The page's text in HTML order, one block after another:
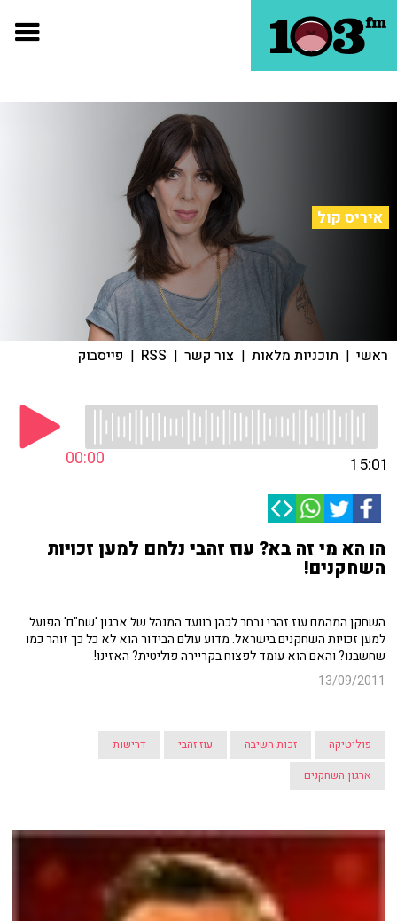
איריס קול
ראשי | תוכניות מלאות | צור קשר |
RSS
| פייסבוק
00:00 15:01
הו הא מי זה בא? עוז זהבי נלחם למען זכויות
השחקנים!
השחקן המהמם עוז זהבי נבחר לכהן בוועד המנהל של ארגון 'שח"ם' הפועל
למען זכויות השחקנים בישראל. מדוע עולם הבידור הוא לא כל כך זוהר כמו
שחשבנו? והאם הוא עומד לפצוח בקריירה פוליטית? האזינו!
13/09/2011
פוליטיקה זכות השיבה עוז זהבי
דרישות
ארגון השחקנים